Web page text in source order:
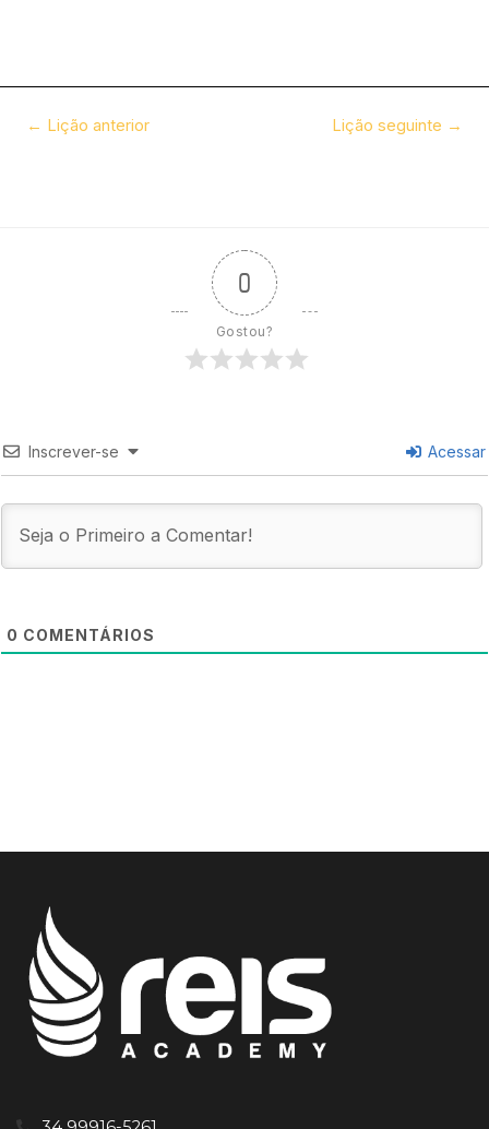
← Lição anterior Lição seguinte →
0
Gostou?
Inscrever-se Acessar
0 COMENTÁRIOS